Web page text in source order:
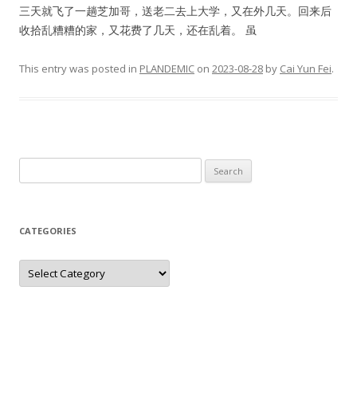
三天就飞了一趟芝加哥，送老二去上大学，又在外几天。回来后
收拾乱糟糟的家，又花费了几天，还在乱着。 虽
This entry was posted in PLANDEMIC on 2023-08-28 by Cai Yun Fei.
for:
CATEGORIES
Categories